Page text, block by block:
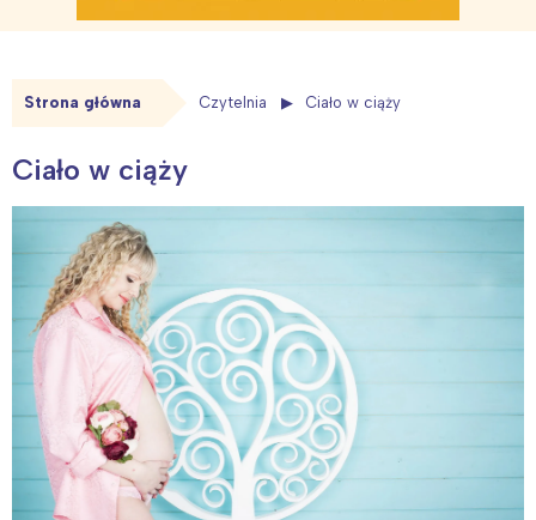
Strona główna Czytelnia Ciało w ciąży
Ciało w ciąży